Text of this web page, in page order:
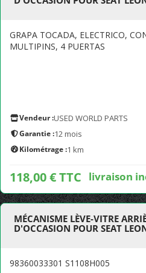
GRAPA TOCADA, ELECTRICO,
MULTIPINS, 4 PUERTAS
Vendeur :USED WORLD PARTS
Garantie :12 mois
Kilométrage :1 km
118,00 € TTC livraison
MÉCANISME LÈVE-VITRE
D'OCCASION POUR SEAT
98360033301 S1108H005